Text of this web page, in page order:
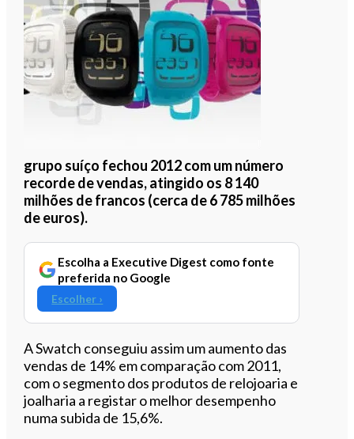
grupo suíço fechou 2012 com um número
recorde de vendas, atingido os 8 140
milhões de francos (cerca de 6 785 milhões
de euros).
Escolha a Executive Digest como fonte
preferida no Google
Escolher ›
A Swatch conseguiu assim um aumento das
vendas de 14% em comparação com 2011,
com o segmento dos produtos de relojoaria e
joalharia a registar o melhor desempenho
numa subida de 15,6%.